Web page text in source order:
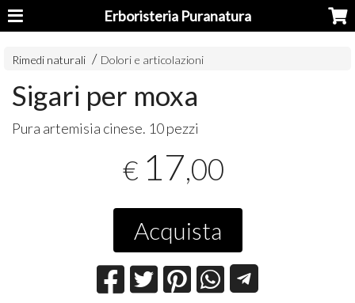
Erboristeria Puranatura
Rimedi naturali Dolori e articolazioni
Sigari per moxa
Pura artemisia cinese. 10 pezzi
€ 17,00
Acquista